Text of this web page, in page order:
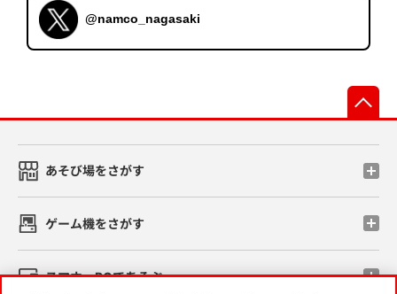
@namco_nagasaki
あそび場をさがす
ゲーム機をさがす
スマホ・PCであそぶ